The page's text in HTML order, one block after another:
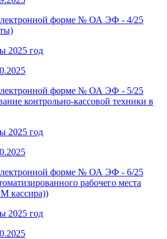
форме № ОА ЭФ - 4/25
2025 год
форме № ОА ЭФ - 5/25
контрольно-кассовой техники в
2025 год
форме № ОА ЭФ - 6/25
рабочего места
кассира))
2025 год